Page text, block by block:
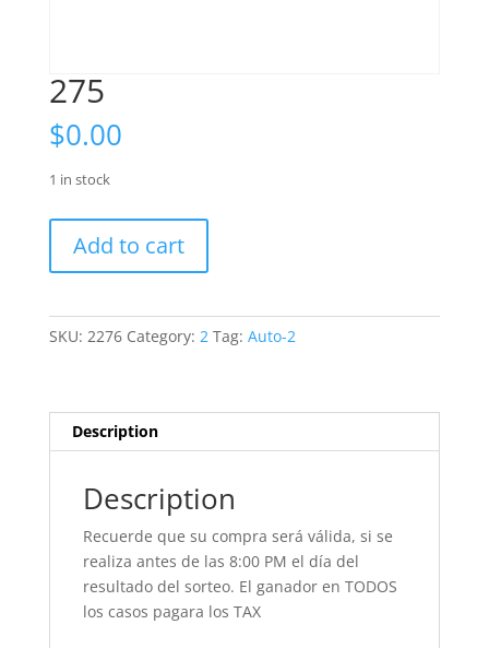
275
$0.00
1 in stock
quantity
Add to cart
SKU: 2276 Category: 2 Tag: Auto-2
Description
Description
Recuerde que su compra será válida, si se
realiza antes de las 8:00 PM el día del
resultado del sorteo. El ganador en TODOS
los casos pagara los TAX